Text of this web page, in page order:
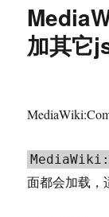
加其它
面都会加载，